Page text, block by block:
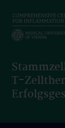
main
content
T-